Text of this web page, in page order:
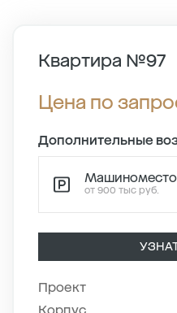
Квартира №97
Цена по
Дополнительные
Машиноместо
от 900 тыс руб.
Проект